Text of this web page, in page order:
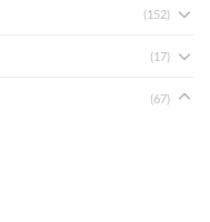
(152)
(17)
(67)